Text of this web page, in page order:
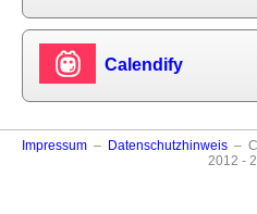
Calendify
Impressum– Datenschutzhinweis–
2012 -